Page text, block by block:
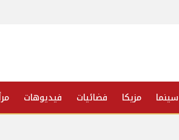
سينما مزيكا فضائيات فيديوهات